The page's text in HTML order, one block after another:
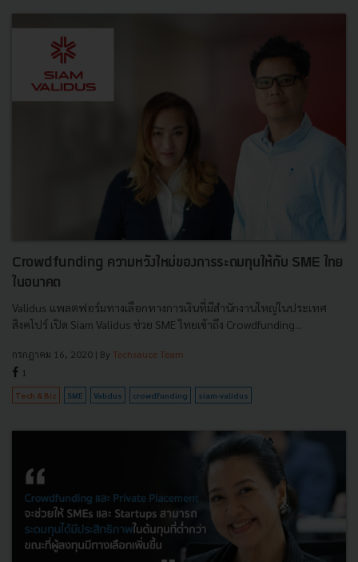
Crowdfunding ความหวังใหม่ของการระดมทุนให้กับ SME ไทย
ในอนาคต
Validus แพลตฟอร์มทางเลือกทางการเงินที่มีสำนักงานใหญ่ในประเทศ
สิงคโปร์ เปิด Siam Validus ช่วย SME ไทยเข้าถึง Crowdfunding...
กรกฎาคม 16, 2020 | By Techsauce Team
1
Tech & Biz SME Validus crowdfunding siam-validus